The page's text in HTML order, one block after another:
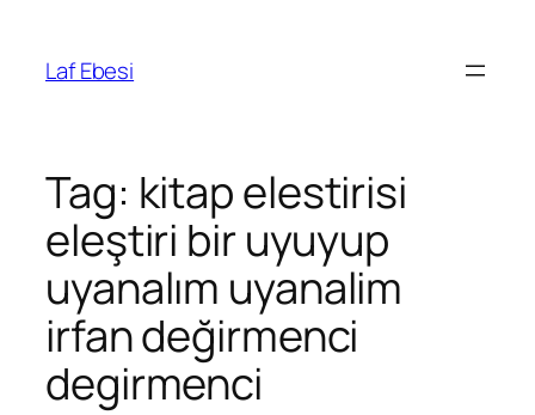
content
Laf Ebesi
Tag: kitap elestirisi
eleştiri bir uyuyup
uyanalım uyanalim
irfan değirmenci
degirmenci